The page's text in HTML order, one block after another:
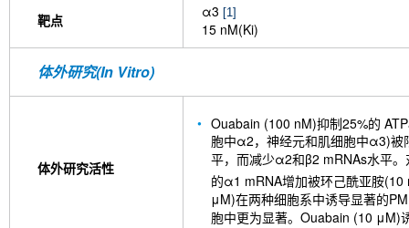
靶点 α3 [1]
15 nM(Ki)
体外研究(In Vitro)
体外研究活性
Ouabain (100 nM)抑制25%的
胞中α2，神经元和肌细胞中α3)被
平，而减少α2和β2 mRNAs水平
的α1 mRNA增加被环己酰亚胺(10
μM)在两种细胞系中诱导显著的
胞中更为显著。Ouabain (10 μM)